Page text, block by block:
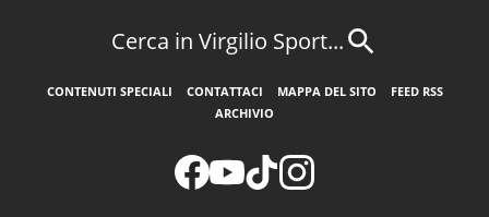
Cerca in Virgilio Sport...
CONTENUTI SPECIALI CONTATTACI MAPPA DEL SITO
FEED RSS
ARCHIVIO